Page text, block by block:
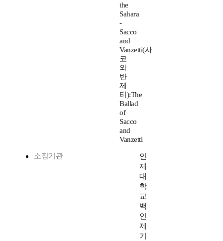
the
Sahara
-
Sacco
and
Vanzetti(사
코
와
반
제
티):The
Ballad
of
Sacco
and
Vanzetti
소장기관
인
제
대
학
교
백
인
제
기